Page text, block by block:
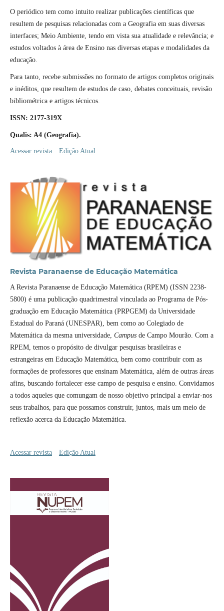
O periódico tem como intuito realizar publicações científicas que
resultem de pesquisas relacionadas com a Geografia em suas diversas
interfaces; Meio Ambiente, tendo em vista sua atualidade e relevância; e
estudos voltados à área de Ensino nas diversas etapas e modalidades da
educação.
Para tanto, recebe submissões no formato de artigos completos originais
e inéditos, que resultem de estudos de caso, debates conceituais, revisão
bibliométrica e artigos técnicos.
ISSN: 2177-319X
Qualis: A4 (Geografia).
Acessar revista Edição Atual
Revista Paranaense de Educação Matemática
A Revista Paranaense de Educação Matemática (RPEM) (ISSN 2238-
5800) é uma publicação quadrimestral vinculada ao Programa de Pós-
graduação em Educação Matemática (PRPGEM) da Universidade
Estadual do Paraná (UNESPAR), bem como ao Colegiado de
Matemática da mesma universidade, Campus de Campo Mourão. Com a
RPEM, temos o propósito de divulgar pesquisas brasileiras e
estrangeiras em Educação Matemática, bem como contribuir com as
formações de professores que ensinam Matemática, além de outras áreas
afins, buscando fortalecer esse campo de pesquisa e ensino. Convidamos
a todos aqueles que comungam de nosso objetivo principal a enviar-nos
seus trabalhos, para que possamos construir, juntos, mais um meio de
reflexão acerca da Educação Matemática.
Acessar revista Edição Atual